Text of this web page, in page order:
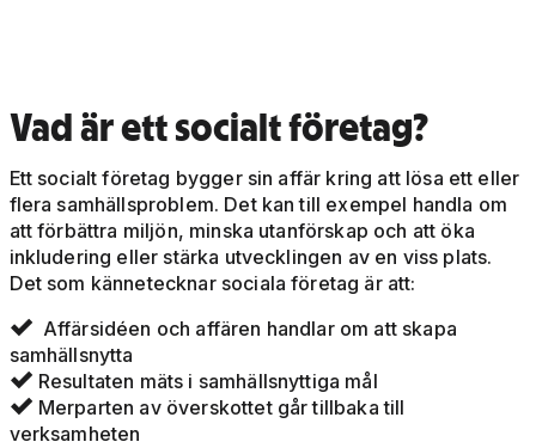
Vad är ett socialt företag?
Ett socialt företag bygger sin affär kring att lösa ett eller
flera samhällsproblem. Det kan till exempel handla om
att förbättra miljön, minska utanförskap och att öka
inkludering eller stärka utvecklingen av en viss plats.
Det som kännetecknar sociala företag är att:

Affärsidéen och affären handlar om att skapa
samhällsnytta
 Resultaten mäts i samhällsnyttiga mål
 Merparten av överskottet går tillbaka till
verksamheten